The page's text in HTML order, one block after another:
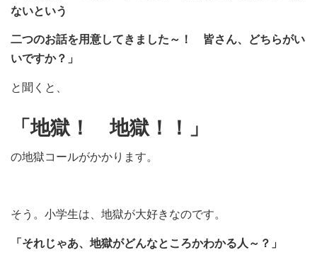
ないという
二つのお話を用意してきました～！ 皆さん、どちらがい
いですか？」
と聞くと、
「地獄！ 地獄！！」
の地獄コールがかかります。
そう。小学生は、地獄が大好きなのです。
「それじゃあ、地獄がどんなところかわかる人～？」